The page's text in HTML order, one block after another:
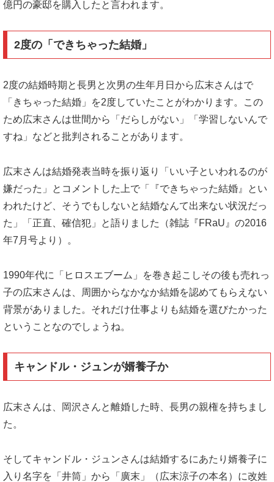
億円の豪邸を購入したと言われます。
2度の「できちゃった結婚」
2度の結婚時期と長男と次男の生年月日から広末さんはで
「きちゃった結婚」を2度していたことがわかります。この
ため広末さんは世間から「だらしがない」「学習しないんで
すね」などと批判されることがあります。
広末さんは結婚発表当時を振り返り「いい子といわれるのが
嫌だった」とコメントした上で「『できちゃった結婚』とい
われたけど、そうでもしないと結婚なんて出来ない状況だっ
た」「正直、確信犯」と語りました（雑誌『FRaU』の2016
年7月号より）。
1990年代に「ヒロスエブーム」を巻き起こしその後も売れっ
子の広末さんは、周囲からなかなか結婚を認めてもらえない
背景がありました。それだけ仕事よりも結婚を選びたかった
ということなのでしょうね。
キャンドル・ジュンが婿養子か
広末さんは、岡沢さんと離婚した時、長男の親権を持ちまし
た。
そしてキャンドル・ジュンさんは結婚するにあたり婿養子に
入り名字を「井筒」から「廣末」（広末涼子の本名）に改姓